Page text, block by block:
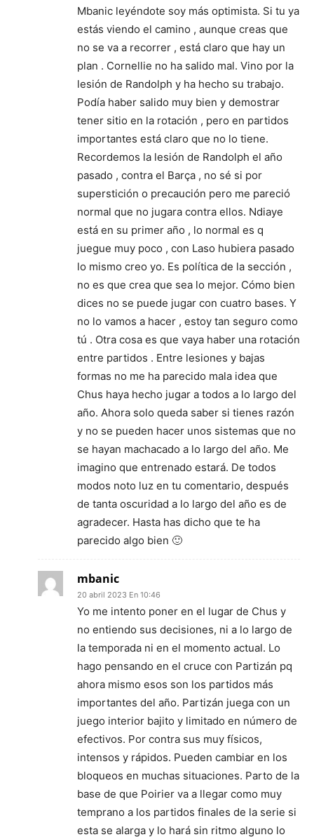
Mbanic leyéndote soy más optimista. Si tu ya
estás viendo el camino , aunque creas que
no se va a recorrer , está claro que hay un
plan . Cornellie no ha salido mal. Vino por la
lesión de Randolph y ha hecho su trabajo.
Podía haber salido muy bien y demostrar
tener sitio en la rotación , pero en partidos
importantes está claro que no lo tiene.
Recordemos la lesión de Randolph el año
pasado , contra el Barça , no sé si por
superstición o precaución pero me pareció
normal que no jugara contra ellos. Ndiaye
está en su primer año , lo normal es q
juegue muy poco , con Laso hubiera pasado
lo mismo creo yo. Es política de la sección ,
no es que crea que sea lo mejor. Cómo bien
dices no se puede jugar con cuatro bases. Y
no lo vamos a hacer , estoy tan seguro como
tú . Otra cosa es que vaya haber una rotación
entre partidos . Entre lesiones y bajas
formas no me ha parecido mala idea que
Chus haya hecho jugar a todos a lo largo del
año. Ahora solo queda saber si tienes razón
y no se pueden hacer unos sistemas que no
se hayan machacado a lo largo del año. Me
imagino que entrenado estará. De todos
modos noto luz en tu comentario, después
de tanta oscuridad a lo largo del año es de
agradecer. Hasta has dicho que te ha
parecido algo bien 🙂
mbanic
20 abril 2023 En 10:46
Yo me intento poner en el lugar de Chus y
no entiendo sus decisiones, ni a lo largo de
la temporada ni en el momento actual. Lo
hago pensando en el cruce con Partizán pq
ahora mismo esos son los partidos más
importantes del año. Partizán juega con un
juego interior bajito y limitado en número de
efectivos. Por contra sus muy físicos,
intensos y rápidos. Pueden cambiar en los
bloqueos en muchas situaciones. Parto de la
base de que Poirier va a llegar como muy
temprano a los partidos finales de la serie si
esta se alarga y lo hará sin ritmo alguno lo